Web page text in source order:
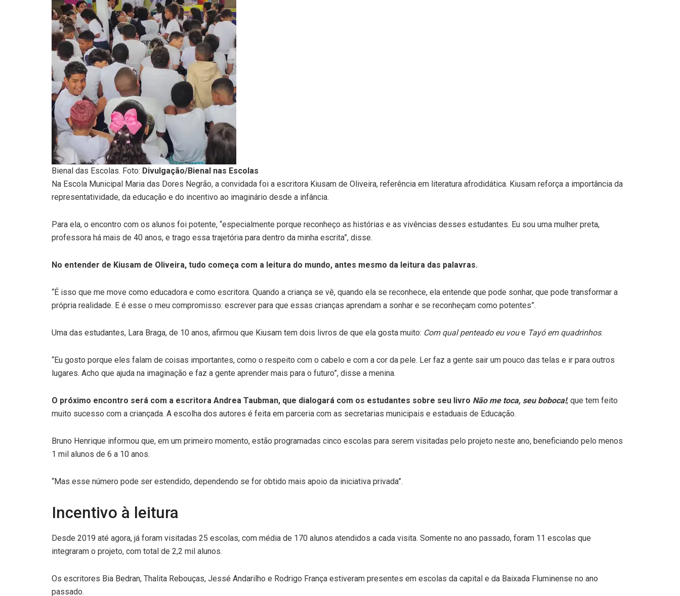
Bienal das Escolas. Foto: Divulgação/Bienal nas Escolas
Na Escola Municipal Maria das Dores Negrão, a convidada foi a escritora Kiusam de Oliveira, referência em literatura afrodidática. Kiusam reforça a importância da
representatividade, da educação e do incentivo ao imaginário desde a infância.
Para ela, o encontro com os alunos foi potente, “especialmente porque reconheço as histórias e as vivências desses estudantes. Eu sou uma mulher preta,
professora há mais de 40 anos, e trago essa trajetória para dentro da minha escrita”, disse.
No entender de Kiusam de Oliveira, tudo começa com a leitura do mundo, antes mesmo da leitura das palavras.
“É isso que me move como educadora e como escritora. Quando a criança se vê, quando ela se reconhece, ela entende que pode sonhar, que pode transformar a
própria realidade. E é esse o meu compromisso: escrever para que essas crianças aprendam a sonhar e se reconheçam como potentes”.
Uma das estudantes, Lara Braga, de 10 anos, afirmou que Kiusam tem dois livros de que ela gosta muito: Com qual penteado eu voue Tayó em quadrinhos.
“Eu gosto porque eles falam de coisas importantes, como o respeito com o cabelo e com a cor da pele. Ler faz a gente sair um pouco das telas e ir para outros
lugares. Acho que ajuda na imaginação e faz a gente aprender mais para o futuro”, disse a menina.
O próximo encontro será com a escritora Andrea Taubman​, que dialogará com os estudantes sobre seu livro Não me toca, seu boboca!, que tem feito
muito sucesso com a criançada. ​A escolha dos autores é feita em parceria com as secretarias municipais e estaduais de Educação.
Bruno Henrique informou que, em um primeiro momento, estão programadas cinco escolas para serem visitadas pelo projeto neste ano, beneficiando pelo menos
1 mil alunos de 6 a 10 anos.
“Mas esse número pode ser estendido, dependendo se for obtido mais apoio da iniciativa privada”.
Incentivo à leitura
Desde 2019 até agora, já foram visitadas 25 escolas, com média de 170 alunos atendidos a cada visita. Somente no ano passado, foram 11 escolas que
integraram o projeto, com total de 2,2 mil alunos.
Os escritores Bia Bedran, Thalita Rebouças, Jessé Andarilho e Rodrigo França estiveram presentes em escolas da capital e da Baixada Fluminense no ano
passado.